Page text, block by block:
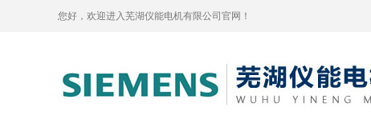
您好，欢迎进入芜湖仪能电机有限公司官网！